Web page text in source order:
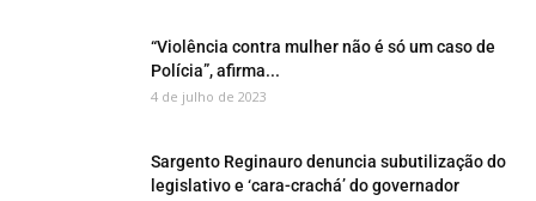
“Violência contra mulher não é só um caso de
Polícia”, afirma...
4 de julho de 2023
Sargento Reginauro denuncia subutilização do
legislativo e ‘cara-crachá’ do governador